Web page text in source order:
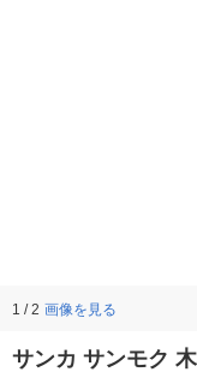
1 / 2 画像を見る
サンカ サンモク